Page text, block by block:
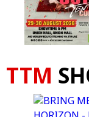
TTM